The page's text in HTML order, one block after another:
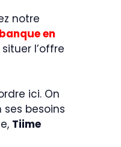
notre
en
l’offre
ici. On
besoins
Tiime